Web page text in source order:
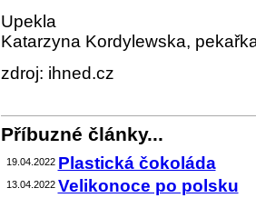
Upekla
Katarzyna Kordylewska,
zdroj: ihned.cz
Příbuzné články...
19.04.2022 Plastická čokoláda
13.04.2022 Velikonoce po polsku